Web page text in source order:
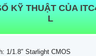
KỸ THUẬT CỦA
L
1/1.8″ Starlight CMOS